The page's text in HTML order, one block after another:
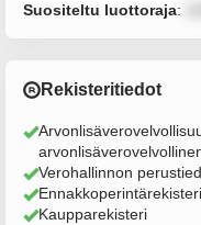
Suositeltu luottoraja:
Rekisteritiedot
Verohallinnon
Ennakkoperintärekisteri
Kaupparekisteri